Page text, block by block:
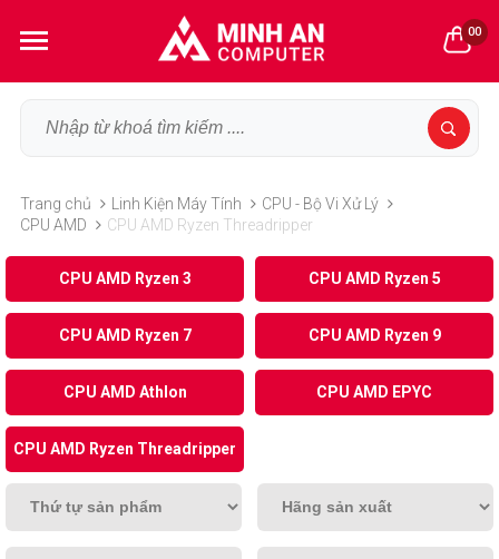
00
Trang chủ Linh Kiện Máy Tính
CPU - Bộ Vi Xử Lý
CPU AMD
CPU AMD Ryzen Threadripper
CPU AMD Ryzen 3 CPU AMD Ryzen 5
CPU AMD Ryzen 7 CPU AMD Ryzen 9
CPU AMD Athlon CPU AMD EPYC
CPU AMD Ryzen Threadripper